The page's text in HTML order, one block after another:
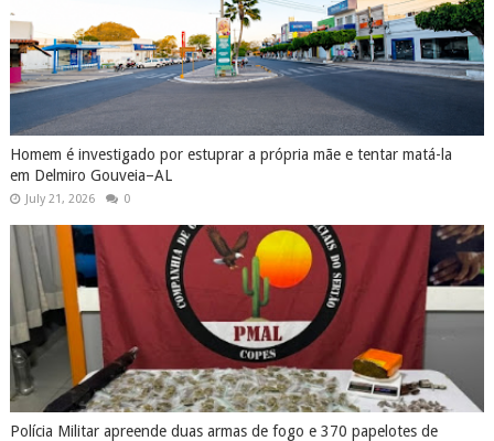
Homem é investigado por estuprar a própria mãe e tentar matá-la
em Delmiro Gouveia–AL
July 21, 2026 0
Polícia Militar apreende duas armas de fogo e 370 papelotes de